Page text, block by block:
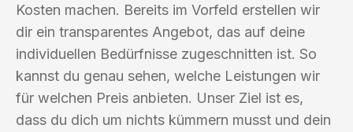
Kosten machen. Bereits im Vorfeld erstellen wir
dir ein transparentes Angebot, das auf deine
individuellen Bedürfnisse zugeschnitten ist. So
kannst du genau sehen, welche Leistungen wir
für welchen Preis anbieten. Unser Ziel ist es,
dass du dich um nichts kümmern musst und dein